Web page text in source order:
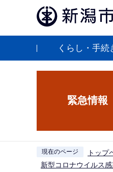
ペ
くらし・手続
緊急情報
現在のページ トップ
新型コロナウイルス